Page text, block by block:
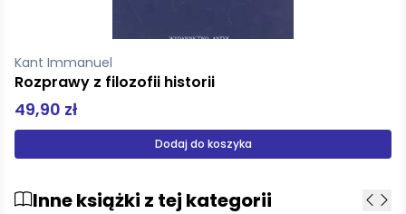
Uzasadnienie metafizyki
Inne książki z tej kategorii